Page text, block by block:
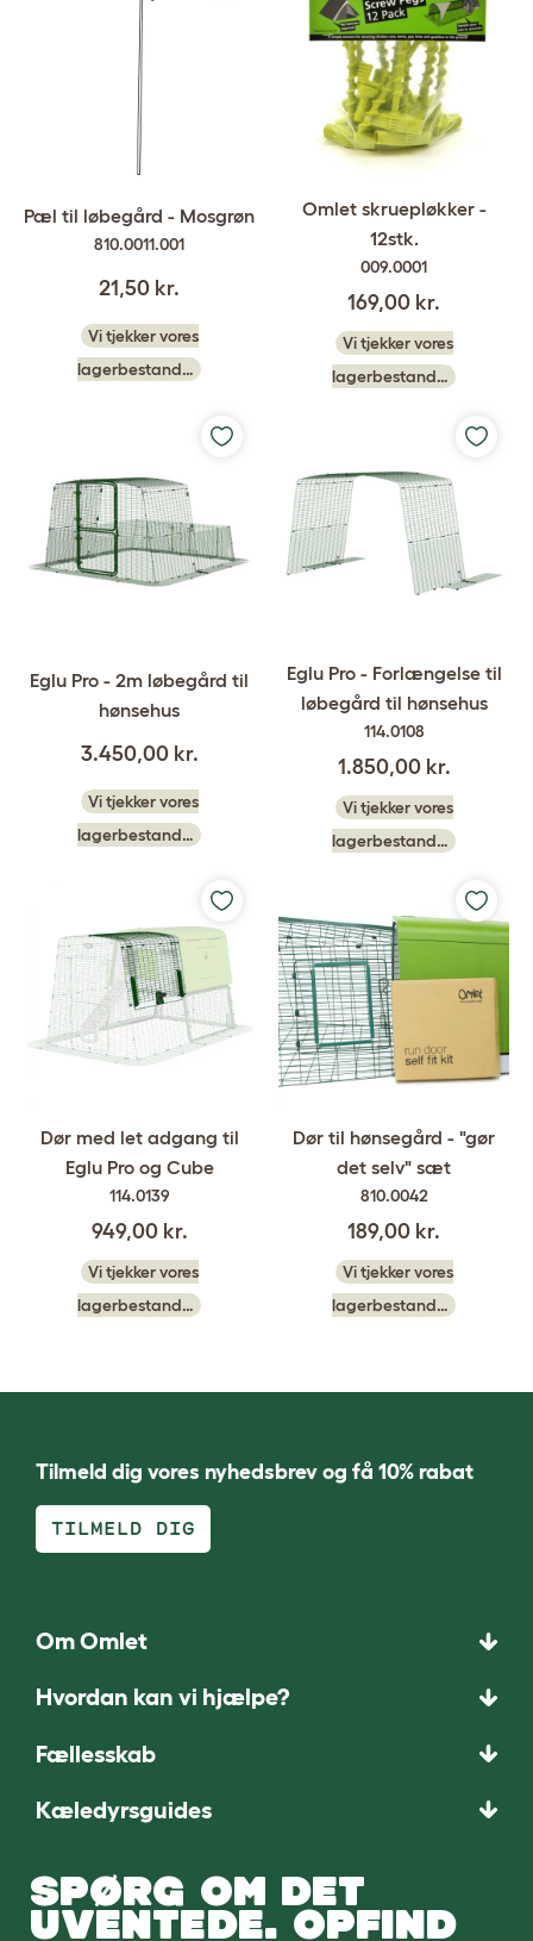
Pæl til løbegård - Mosgrøn
810.0011.001
21,50 kr.
Vi tjekker vores
lagerbestand…
Omlet skruepløkker -
12stk.
009.0001
169,00 kr.
Vi tjekker vores
lagerbestand…
Eglu Pro - 2m løbegård til
hønsehus
3.450,00 kr.
Vi tjekker vores
lagerbestand…
Eglu Pro - Forlængelse til
løbegård til hønsehus
114.0108
1.850,00 kr.
Vi tjekker vores
lagerbestand…
Dør med let adgang til
Eglu Pro og Cube
114.0139
949,00 kr.
Vi tjekker vores
lagerbestand…
Dør til hønsegård - "gør
det selv" sæt
810.0042
189,00 kr.
Vi tjekker vores
lagerbestand…
Tilmeld dig vores nyhedsbrev og få 10% rabat
TILMELD DIG
Om Omlet
Hvordan kan vi hjælpe?
Fællesskab
Kæledyrsguides
SPØRG OM DET
UVENTEDE. OPFIND